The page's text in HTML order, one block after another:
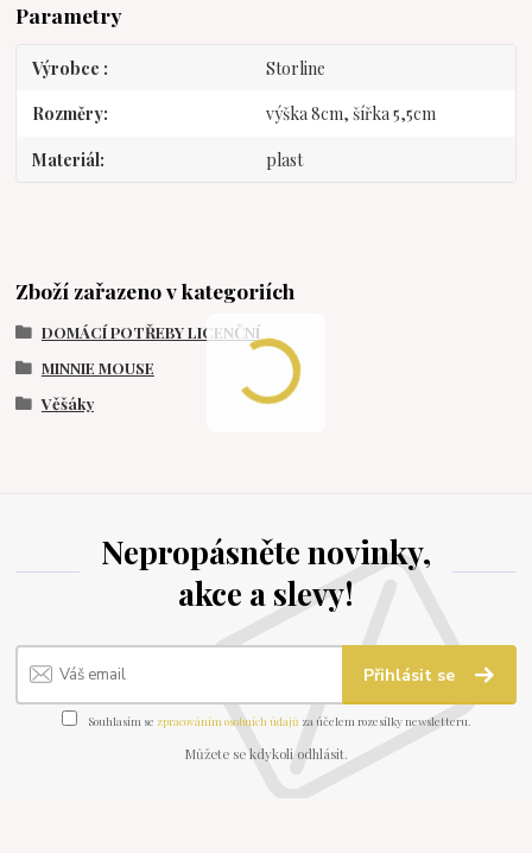
Parametry
Výrobce Storline
Rozměry výška 8cm, šířka 5,5cm
Materiál plast
Zboží zařazeno v kategoriích
DOMÁCÍ POTŘEBY LICENČNÍ
MINNIE MOUSE
Věšáky
Nepropásněte novinky,
akce a slevy!
Přihlásit se
Souhlasím se zpracováním osobních údajů za účelem rozesílky newsletteru.
Můžete se kdykoli odhlásit.